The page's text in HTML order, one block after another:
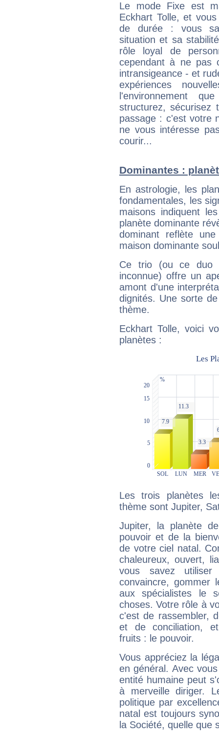
Le mode Fixe est
Eckhart Tolle, et
de durée : vous
situation et sa
rôle loyal de
cependant à ne pas
intransigeance - et
expériences
l'environnement
structurez, sécurisez
passage : c'est votre
ne vous intéresse
courir...
Dominantes :
En astrologie, les
fondamentales, les
maisons indiquent
planète dominante
dominant reflète
maison dominante
Ce trio (ou ce duo
inconnue) offre un
amont d'une
dignités. Une sorte
thème.
Eckhart Tolle, voici
planètes :
Les trois planètes
thème sont Jupiter,
Jupiter, la planète
pouvoir et de la
de votre ciel natal.
chaleureux, ouvert,
vous savez
convaincre, gommer
aux spécialistes le
choses. Votre rôle à
c'est de rassembler,
et de conciliation,
fruits : le pouvoir.
Vous appréciez la
en général. Avec
entité humaine peut
à merveille diriger.
politique par
natal est toujours
la Société, quelle que